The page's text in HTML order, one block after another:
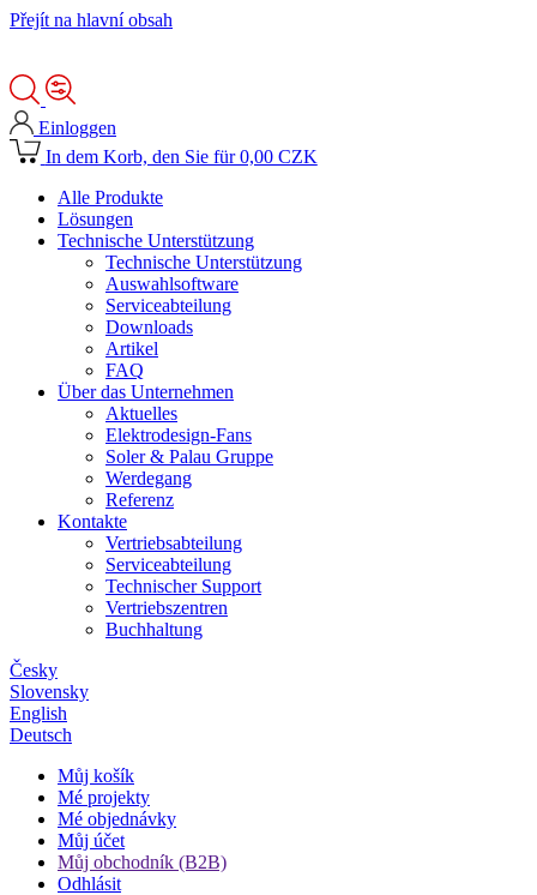
Přejít na hlavní obsah
Einloggen
In dem Korb, den Sie für 0,00 CZK
Alle Produkte
Lösungen
Technische Unterstützung
Technische Unterstützung
Auswahlsoftware
Serviceabteilung
Downloads
Artikel
FAQ
Über das Unternehmen
Aktuelles
Elektrodesign-Fans
Soler & Palau Gruppe
Werdegang
Referenz
Kontakte
Vertriebsabteilung
Serviceabteilung
Technischer Support
Vertriebszentren
Buchhaltung
Česky
Slovensky
English
Deutsch
Můj košík
Mé projekty
Mé objednávky
Můj účet
Můj obchodník (B2B)
Odhlásit